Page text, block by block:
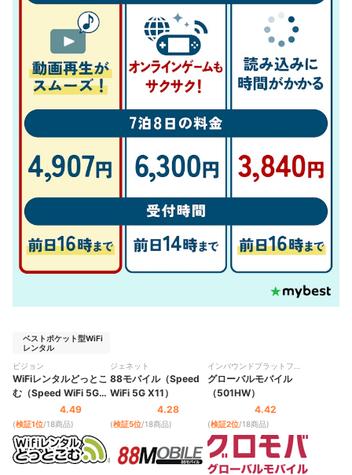
ベストポケット型WiFi
レンタル
ビジョン
WiFiレンタルどっとこ
む（Speed WiFi 5G
4.49
(検証1位/18商品)
ジェネット
88モバイル（Speed
WiFi 5G X11）
4.28
(検証5位/18商品)
インバウンドプラットフォ
ーム
グローバルモバイル
（501HW）
4.42
(検証2位/18商品)